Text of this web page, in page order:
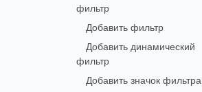
фильтр
Добавить фильтр
Добавить динамический
фильтр
Добавить значок фильтра